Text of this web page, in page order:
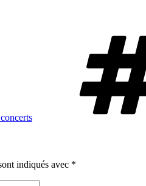
indiqués avec *